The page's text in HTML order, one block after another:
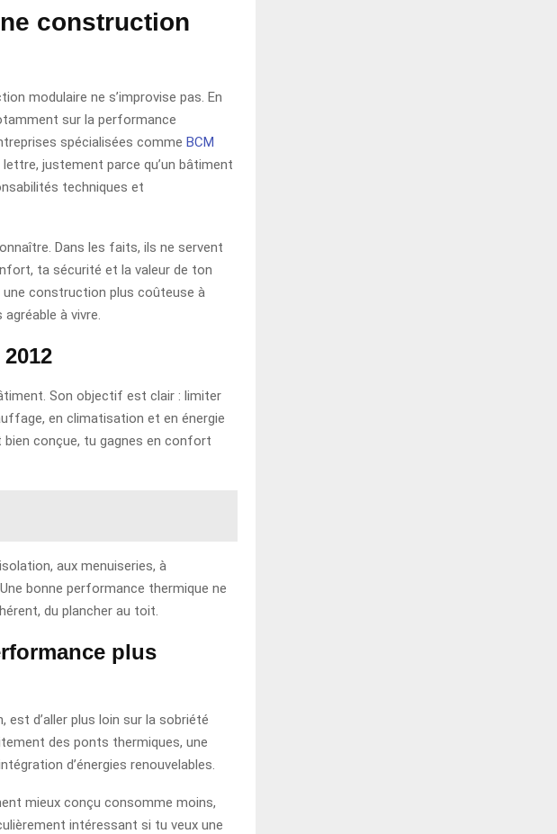
construction
modulaire ne s’improvise pas. En
sur la performance
spécialisées comme BCM
justement parce qu’un bâtiment
techniques et
Dans les faits, ils ne servent
ta sécurité et la valeur de ton
construction plus coûteuse à
à vivre.
Son objectif est clair : limiter
en climatisation et en énergie
conçue, tu gagnes en confort
aux menuiseries, à
bonne performance thermique ne
du plancher au toit.
plus
est d’aller plus loin sur la sobriété
des ponts thermiques, une
d’énergies renouvelables.
mieux conçu consomme moins,
intéressant si tu veux une